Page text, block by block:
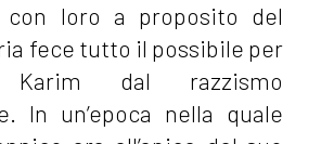
con loro a proposito del
fece tutto il possibile per
Karim dal razzismo
In un’epoca nella quale